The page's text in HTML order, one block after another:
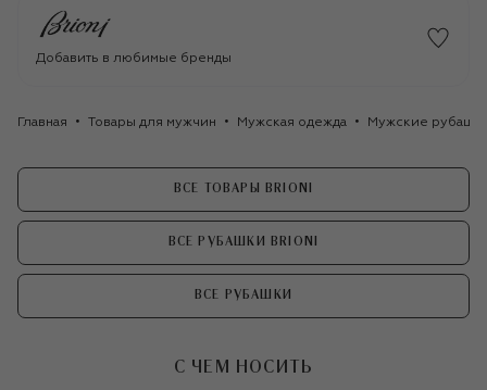
Добавить в любимые бренды
Главная Товары для мужчин Мужская одежда Мужские
ВСЕ ТОВАРЫ BRIONI
ВСЕ РУБАШКИ BRIONI
ВСЕ РУБАШКИ
С ЧЕМ НОСИТЬ